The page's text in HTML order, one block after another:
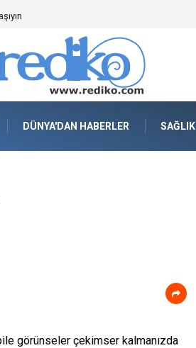
DÜNYA'DAN HABERLER SAĞLIK
görünseler çekimser kalmanızda